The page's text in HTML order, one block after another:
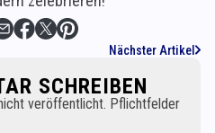
Nächster Artikel
SCHREIBEN
veröffentlicht. Pflichtfelder